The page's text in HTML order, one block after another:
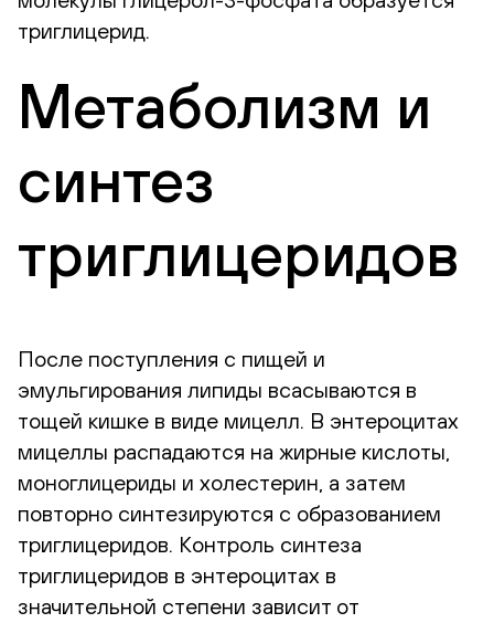
триглицерид.
Метаболизм и
синтез
триглицеридов
После поступления с пищей и
эмульгирования липиды всасываются в
тощей кишке в виде мицелл. В энтероцитах
мицеллы распадаются на жирные кислоты,
моноглицериды и холестерин, а затем
повторно синтезируются с образованием
триглицеридов. Контроль синтеза
триглицеридов в энтероцитах в
значительной степени зависит от